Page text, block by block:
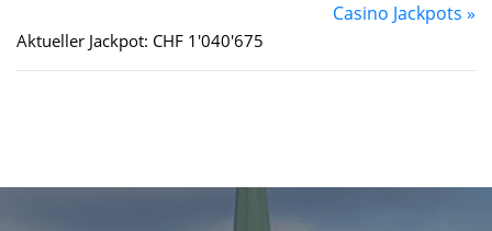
Casino Jackpots »
Aktueller Jackpot: CHF 1'040'675